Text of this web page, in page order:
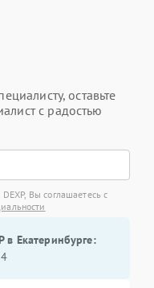
оставьте
с радостью
Вы соглашаетесь с
в Екатеринбурге: